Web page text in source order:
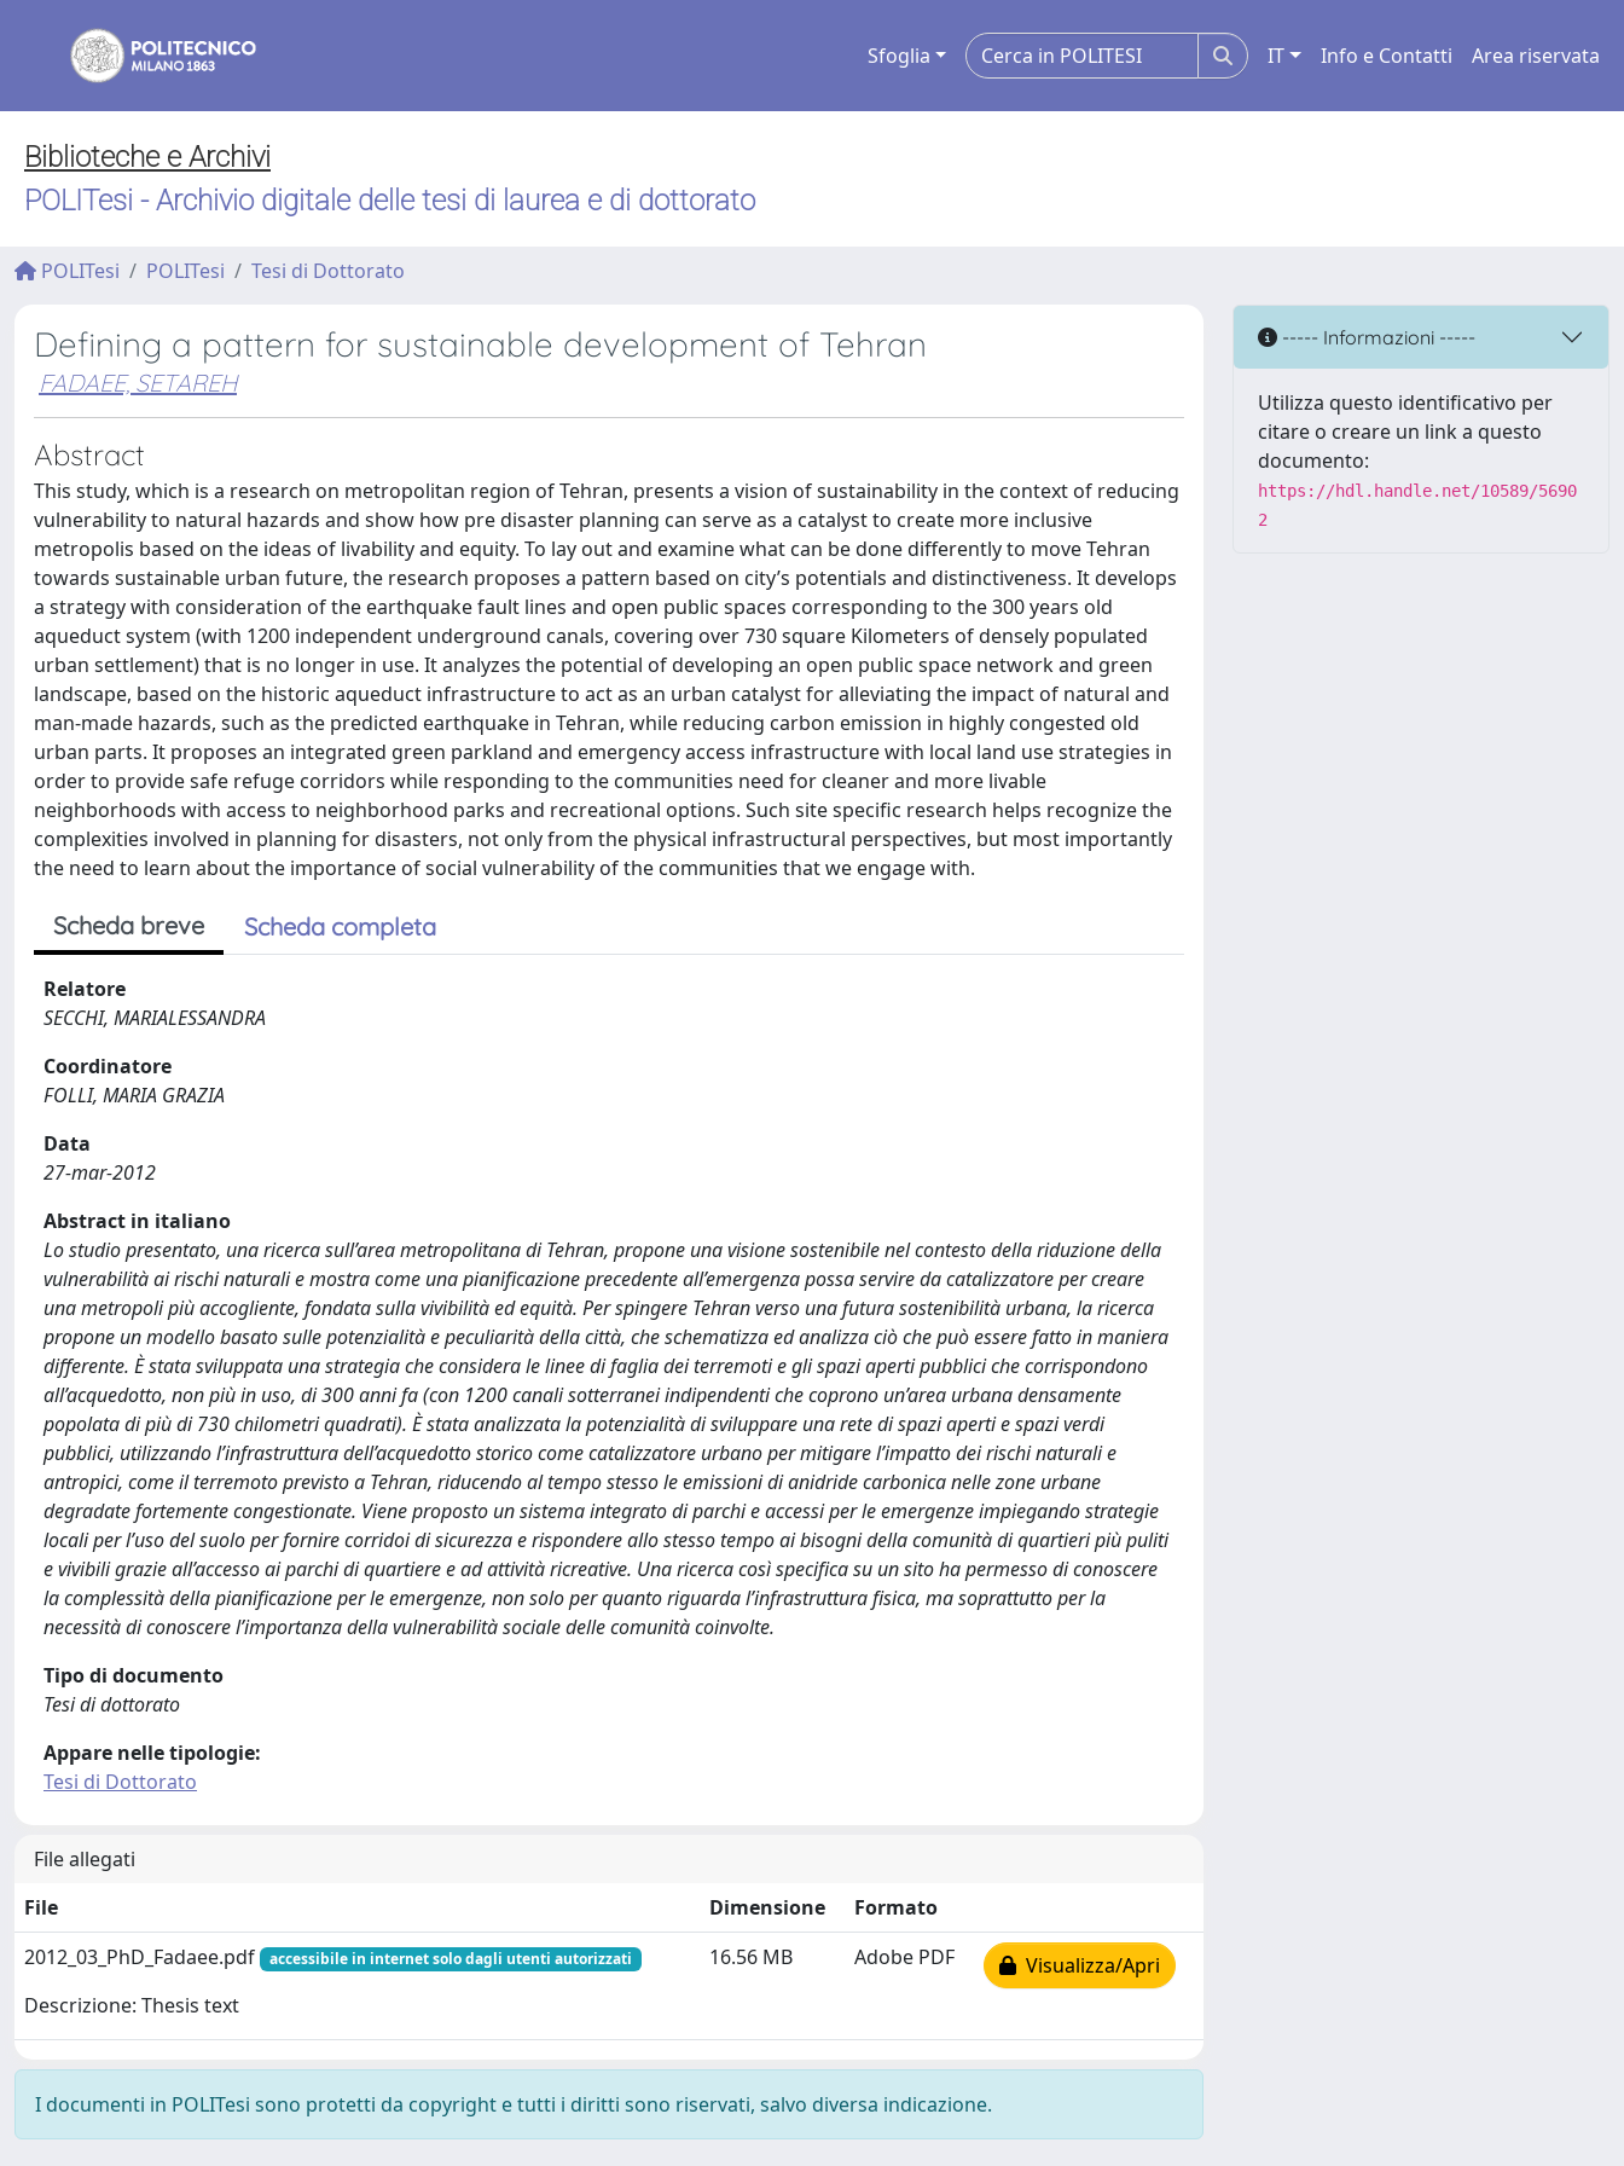
Sfoglia IT Info e Contatti Area riservata
Biblioteche e Archivi
POLITesi - Archivio digitale delle tesi di laurea e di dottorato
POLITesi POLITesi Tesi di Dottorato
Defining a pattern for sustainable development of Tehran
FADAEE, SETAREH
Abstract
This study, which is a research on metropolitan region of Tehran, presents a vision of sustainability in the context of reducing
vulnerability to natural hazards and show how pre disaster planning can serve as a catalyst to create more inclusive
metropolis based on the ideas of livability and equity. To lay out and examine what can be done differently to move Tehran
towards sustainable urban future, the research proposes a pattern based on city’s potentials and distinctiveness. It develops
a strategy with consideration of the earthquake fault lines and open public spaces corresponding to the 300 years old
aqueduct system (with 1200 independent underground canals, covering over 730 square Kilometers of densely populated
urban settlement) that is no longer in use. It analyzes the potential of developing an open public space network and green
landscape, based on the historic aqueduct infrastructure to act as an urban catalyst for alleviating the impact of natural and
man-made hazards, such as the predicted earthquake in Tehran, while reducing carbon emission in highly congested old
urban parts. It proposes an integrated green parkland and emergency access infrastructure with local land use strategies in
order to provide safe refuge corridors while responding to the communities need for cleaner and more livable
neighborhoods with access to neighborhood parks and recreational options. Such site specific research helps recognize the
complexities involved in planning for disasters, not only from the physical infrastructural perspectives, but most importantly
the need to learn about the importance of social vulnerability of the communities that we engage with.
Scheda breve Scheda completa
Relatore
SECCHI, MARIALESSANDRA
Coordinatore
FOLLI, MARIA GRAZIA
Data
27-mar-2012
Abstract in italiano
Lo studio presentato, una ricerca sull’area metropolitana di Tehran, propone una visione sostenibile nel contesto della riduzione della
vulnerabilità ai rischi naturali e mostra come una pianificazione precedente all’emergenza possa servire da catalizzatore per creare
una metropoli più accogliente, fondata sulla vivibilità ed equità. Per spingere Tehran verso una futura sostenibilità urbana, la ricerca
propone un modello basato sulle potenzialità e peculiarità della città, che schematizza ed analizza ciò che può essere fatto in maniera
differente. È stata sviluppata una strategia che considera le linee di faglia dei terremoti e gli spazi aperti pubblici che corrispondono
all’acquedotto, non più in uso, di 300 anni fa (con 1200 canali sotterranei indipendenti che coprono un’area urbana densamente
popolata di più di 730 chilometri quadrati). È stata analizzata la potenzialità di sviluppare una rete di spazi aperti e spazi verdi
pubblici, utilizzando l’infrastruttura dell’acquedotto storico come catalizzatore urbano per mitigare l’impatto dei rischi naturali e
antropici, come il terremoto previsto a Tehran, riducendo al tempo stesso le emissioni di anidride carbonica nelle zone urbane
degradate fortemente congestionate. Viene proposto un sistema integrato di parchi e accessi per le emergenze impiegando strategie
locali per l’uso del suolo per fornire corridoi di sicurezza e rispondere allo stesso tempo ai bisogni della comunità di quartieri più puliti
e vivibili grazie all’accesso ai parchi di quartiere e ad attività ricreative. Una ricerca così specifica su un sito ha permesso di conoscere
la complessità della pianificazione per le emergenze, non solo per quanto riguarda l’infrastruttura fisica, ma soprattutto per la
necessità di conoscere l’importanza della vulnerabilità sociale delle comunità coinvolte.
Tipo di documento
Tesi di dottorato
Appare nelle tipologie:
Tesi di Dottorato
File allegati
File
Dimensione
Formato
2012_03_PhD_Fadaee.pdf
accessibile in internet solo dagli utenti autorizzati
Descrizione: Thesis text
16.56 MB Adobe PDF Visualizza/Apri
I documenti in POLITesi sono protetti da copyright e tutti i diritti sono riservati, salvo diversa indicazione.
----- Informazioni -----
Utilizza questo identificativo per
citare o creare un link a questo
documento:
https://hdl.handle.net/10589/5690
2